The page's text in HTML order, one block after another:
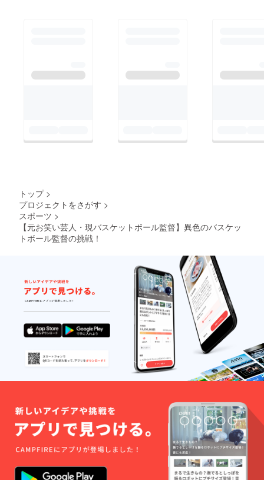
トップ >
プロジェクトをさがす >
スポーツ >
【元お笑い芸人・現バスケットボール監督】異色のバスケッ
トボール監督の挑戦！